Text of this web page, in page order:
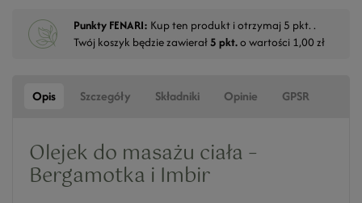
Punkty FENARI: Kup ten produkt i otrzymaj 5 pkt. .
Twój koszyk będzie zawierał5 pkt.o wartości 1,00 zł
Opis Szczegóły Składniki Opinie GPSR
Olejek do masażu ciała –
Bergamotka i Imbir